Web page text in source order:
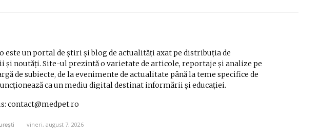
este un portal de știri și blog de actualități axat pe distribuția de
și noutăți. Site-ul prezintă o varietate de articole, reportaje și analize pe
de subiecte, de la evenimente de actualitate până la teme specifice de
ca un mediu digital destinat informării și educației.
contact@medpet.ro
vineri, august 7, 2026